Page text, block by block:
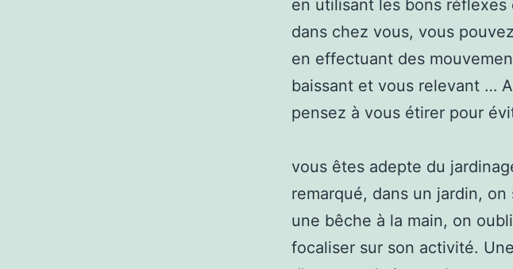
en utilisant les bons
dans chez vous, vous
en effectuant des
baissant et vous relevant …
pensez à vous étirer pour
vous êtes adepte du
remarqué, dans un jardin,
une bêche à la main, on
focaliser sur son activité.